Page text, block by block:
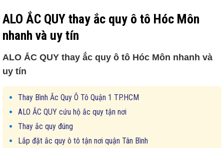
ALO ẮC QUY thay ắc quy ô tô Hóc Môn
nhanh và uy tín
ALO ẮC QUY thay ắc quy ô tô Hóc Môn nhanh và
uy tín
Thay Bình Ắc Quy Ô Tô Quận 1 TP.HCM
ALO ẮC QUY cứu hộ ắc quy tận nơi
Thay ắc quy đúng
Lắp đặt ắc quy ô tô tận nơi quận Tân Bình